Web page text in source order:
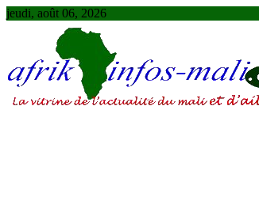
Skip
jeudi, août 06, 2026